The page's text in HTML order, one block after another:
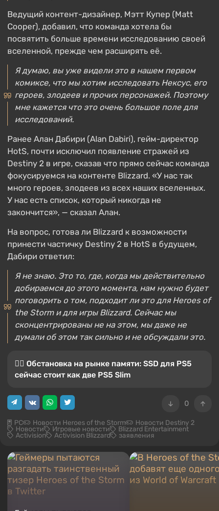
Ведущий контент-дизайнер, Мэтт Купер (Matt
Cooper), добавил, что команда хотела бы
посвятить больше времени исследованию своей
вселенной, прежде чем расширять её.
Я думаю, вы уже видели это в нашем первом
комиксе, что мы хотим исследовать Нексус, его
героев, злодеев и прочих персонажей. Поэтому
мне кажется что это очень большое поле для
исследований.
Ранее Алан Дабири (Alan Dabiri), гейм-директор
HotS, почти исключил появление стражей из
Destiny 2 в игре, сказав что прямо сейчас команда
фокусируемся на контенте Blizzard. «У нас так
много героев, злодеев из всех наших вселенных.
У нас есть список, который никогда не
закончится», — сказал Алан.
На вопрос, готова ли Blizzard к возможности
принести частичку Destiny 2 в HotS в будущем,
Дабири ответил:
Я не знаю. Это то, где, когда мы действительно
добираемся до этого момента, нам нужно будет
поговорить о том, подходит ли это для Heroes оf
the Storm и для игры Blizzard. Сейчас мы
сконцентрированы не на этом, мы даже не
думали об этом так сильно и не обсуждали это.
😵‍💫 Обстановка на рынке памяти: SSD для PS5
сейчас стоит как две PS5 Slim
0
PC Новости Heroes of the Storm Новости Destiny 2
Новости Игровые новости Blizzard Entertainment
Activision Activision Blizzard заявления